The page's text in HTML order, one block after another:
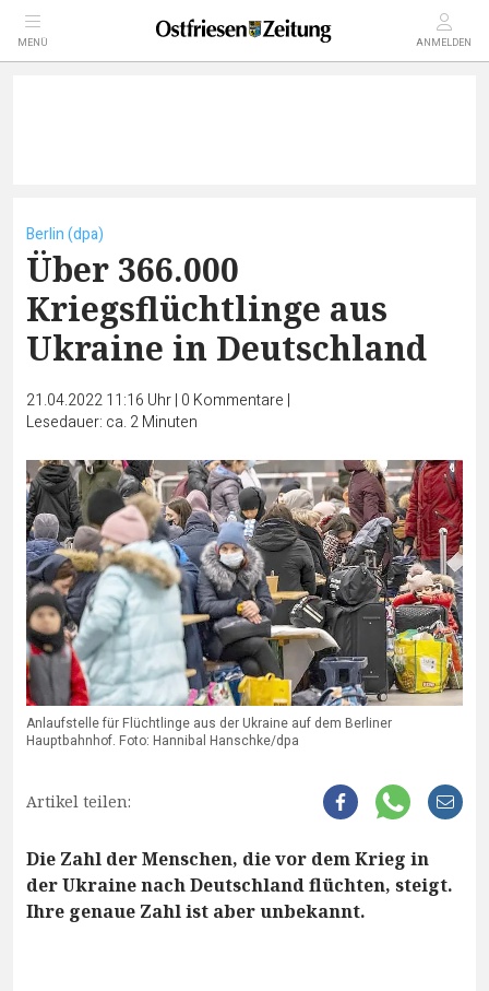
MENÜ ANMELDEN
Berlin (dpa)
Über 366.000
Kriegsflüchtlinge aus
Ukraine in Deutschland
21.04.2022 11:16 Uhr| 0 Kommentare |
Lesedauer: ca. 2 Minuten
Anlaufstelle für Flüchtlinge aus der Ukraine auf dem Berliner
Hauptbahnhof. Foto: Hannibal Hanschke/dpa
Artikel teilen:
Die Zahl der Menschen, die vor dem Krieg in
der Ukraine nach Deutschland flüchten, steigt.
Ihre genaue Zahl ist aber unbekannt.